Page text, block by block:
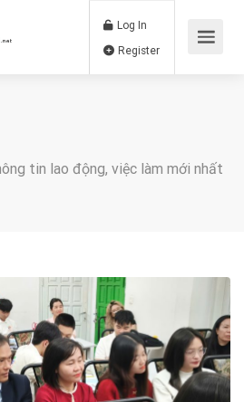
Log In
tin lao động, việc làm mới nhất